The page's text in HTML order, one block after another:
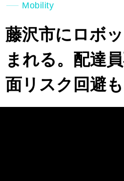
Mobility
藤沢市にロボ
まれる。配達
面リスク回避も